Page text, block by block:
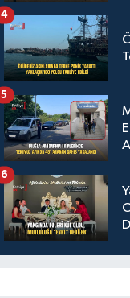
4
5
6